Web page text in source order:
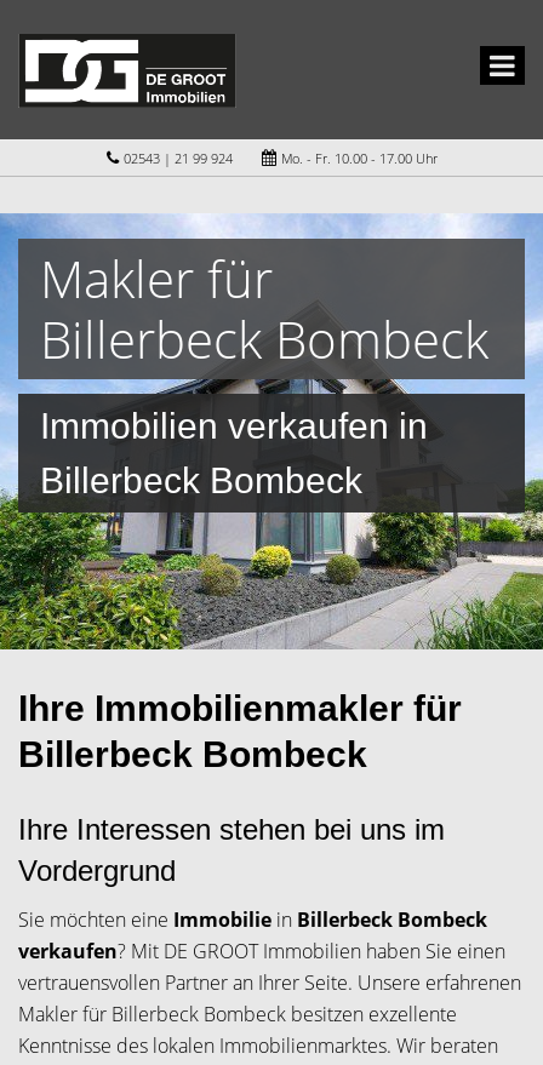
02543 | 21 99 924 Mo. - Fr. 10.00 - 17.00 Uhr
Makler für
Billerbeck Bombeck
Immobilien verkaufen in
Billerbeck Bombeck
Ihre Immobilienmakler für
Billerbeck Bombeck
Ihre Interessen stehen bei uns im
Vordergrund
Sie möchten eine Immobilie in Billerbeck Bombeck
verkaufen? Mit DE GROOT Immobilien haben Sie einen
vertrauensvollen Partner an Ihrer Seite. Unsere erfahrenen
Makler für Billerbeck Bombeck besitzen exzellente
Kenntnisse des lokalen Immobilienmarktes. Wir beraten